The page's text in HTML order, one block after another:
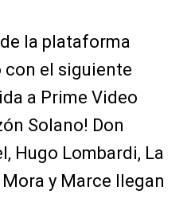
la plataforma
con el siguiente
a Prime Video
Solano! Don
Hugo Lombardi, La
y Marce llegan